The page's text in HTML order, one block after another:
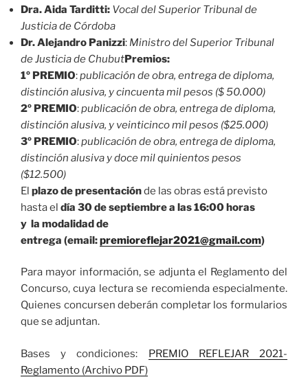
Dra. Aida Tarditti: Vocal del Superior Tribunal de
Justicia de Córdoba
Dr. Alejandro Panizzi: Ministro del Superior Tribunal
de Justicia de ChubutPremios:
1º PREMIO:publicación de obra, entrega de diploma,
distinción alusiva, y cincuenta mil pesos ($ 50.000)
2º PREMIO:publicación de obra, entrega de diploma,
distinción alusiva, y veinticinco mil pesos ($25.000)
3º PREMIO:publicación de obra, entrega de diploma,
distinción alusiva y doce mil quinientos pesos
($12.500)
El plazo de presentaciónde las obras está previsto
hasta el día 30 de septiembre a las 16:00 horas
y la modalidad de
entrega (email:premioreflejar2021@gmail.com)
Para mayor información, se adjunta el Reglamento del
Concurso, cuya lectura se recomienda especialmente.
Quienes concursen deberán completar los formularios
que se adjuntan.
Bases y condiciones: PREMIO REFLEJAR 2021-
Reglamento (Archivo PDF)